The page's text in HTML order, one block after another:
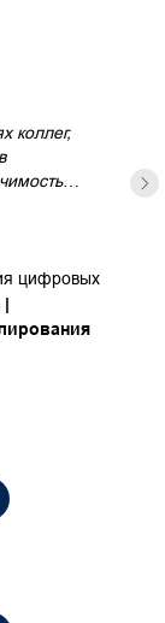
коллег,
оно
цифровых
|